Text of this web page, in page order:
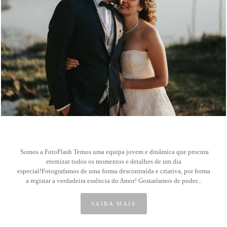
Somos a FotoFlash Temos uma equipa jovem e dinâmica que procura
eternizar todos os momentos e detalhes de um dia
especial!Fotografamos de uma forma descontraída e criativa, por forma
a registar a verdadeira essência do Amor! Gostaríamos de poder...
SAIBA MAIS